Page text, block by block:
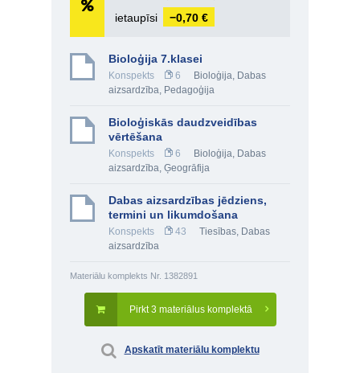
ietaupīsi
−0,70 €
Bioloģija 7.klasei
Konspekts 6 Bioloģija, Dabas
aizsardzība, Pedagoģija
Bioloģiskās daudzveidības
vērtēšana
Konspekts 6 Bioloģija, Dabas
aizsardzība, Ģeogrāfija
Dabas aizsardzības jēdziens,
termini un likumdošana
Konspekts 43 Tiesības, Dabas
aizsardzība
Materiālu komplekts Nr. 1382891
Pirkt 3 materiālus komplektā
Apskatīt materiālu komplektu